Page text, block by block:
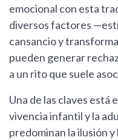
emocional con esta
diversos factores
cansancio y
pueden generar
a un rito que suele
Una de las claves está
vivencia infantil y la
predominan la ilusión